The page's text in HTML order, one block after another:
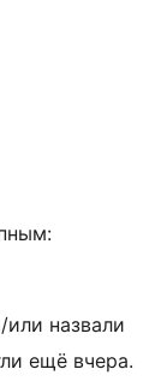
назвали
ещё вчера.